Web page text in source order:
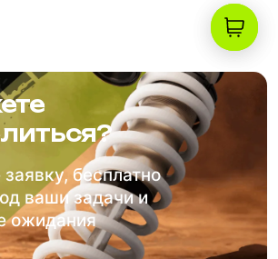
бесплатно
ваши задачи и
ожидания